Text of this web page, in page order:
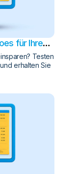
für Ihre
Testen
erhalten Sie